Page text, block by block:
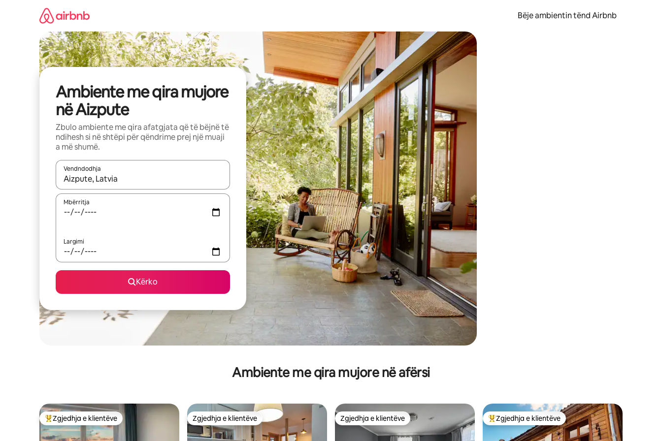
Bëje ambientin tënd Airbnb
Ambiente me qira mujore
në Aizpute
Zbulo ambiente me qira afatgjata që të bëjnë të
ndihesh si në shtëpi për qëndrime prej një muaji
a më shumë.
Vendndodhja
Kur rezultatet të jenë të disponueshme, lëviz me butonat e shigjetave lart e poshtë ose eksploro duke prekur ose duke lëvizur ekranin.
Mbërritja
Largimi
Kërko
Ambiente me qira mujore në afërsi
Më të mirat e zgjedhjeve të klientëve
Zgjedhja e klientëve Zgjedhja e klientëve
Zgjedhja e klientëve Zgjedhja e klientëve
Zgjedhja e klientëve Më të mirat e zgjedhjeve të klientëve
Zgjedhja e klientëve